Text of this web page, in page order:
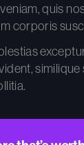
quis
corporis
similique